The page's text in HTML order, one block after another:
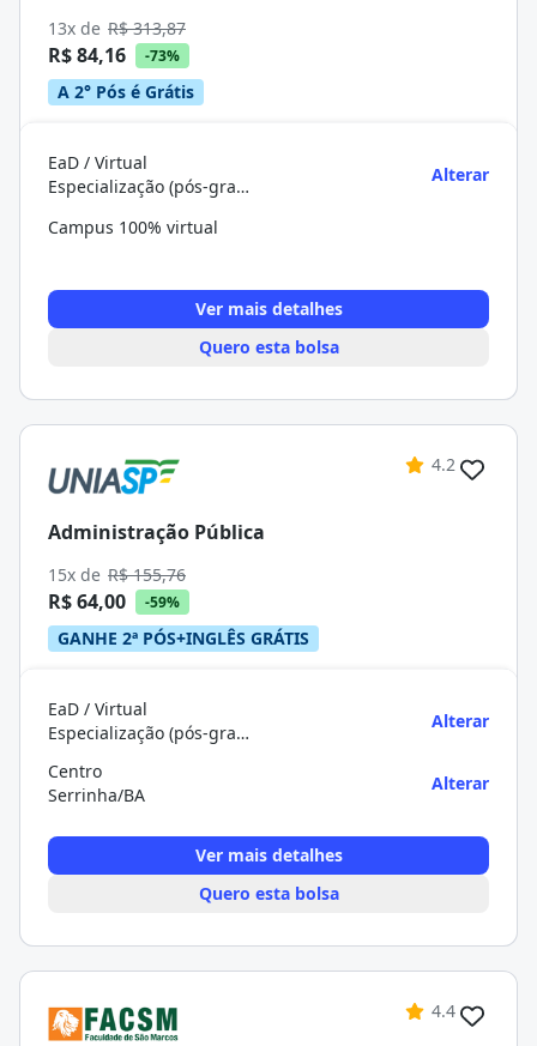
13x de R$ 313,87
R$ 84,16 -73%
A 2° Pós é Grátis
EaD / Virtual
Especialização (pós-graduação)
Alterar
Campus 100% virtual
Ver mais detalhes
Quero esta bolsa
4.2
Administração Pública
15x de R$ 155,76
R$ 64,00 -59%
GANHE 2ª PÓS+INGLÊS GRÁTIS
EaD / Virtual
Especialização (pós-graduação)
Alterar
Centro
Serrinha/BA
Alterar
Ver mais detalhes
Quero esta bolsa
4.4